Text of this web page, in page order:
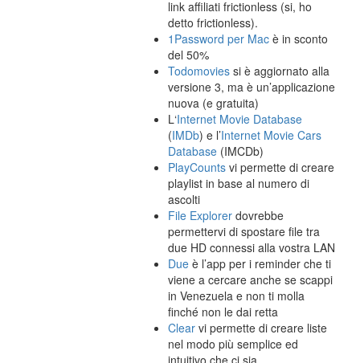
link affiliati frictionless (si, ho
detto frictionless).
1Password per Mac è in sconto
del 50%
Todomovies si è aggiornato alla
versione 3, ma è un’applicazione
nuova (e gratuita)
L‘Internet Movie Database
(IMDb) e l’Internet Movie Cars
Database (IMCDb)
PlayCounts vi permette di creare
playlist in base al numero di
ascolti
File Explorer dovrebbe
permettervi di spostare file tra
due HD connessi alla vostra LAN
Due è l’app per i reminder che ti
viene a cercare anche se scappi
in Venezuela e non ti molla
finché non le dai retta
Clear vi permette di creare liste
nel modo più semplice ed
intuitivo che ci sia